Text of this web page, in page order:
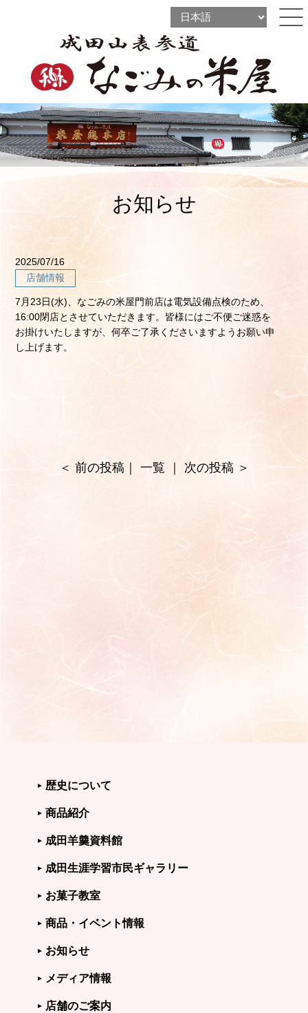
ine
お知らせ
2025/07/16
店舗情報
7月23日(水)、なごみの米屋門前店は電気設備点検のため、
16:00閉店とさせていただきます。皆様にはご不便ご迷惑を
お掛けいたしますが、何卒ご了承くださいますようお願い申
し上げます。
＜ 前の投稿｜ 一覧 次の投稿＞
歴史について
商品紹介
成田羊羹資料館
成田生涯学習市民ギャラリー
お菓子教室
商品・イベント情報
お知らせ
メディア情報
店舗のご案内